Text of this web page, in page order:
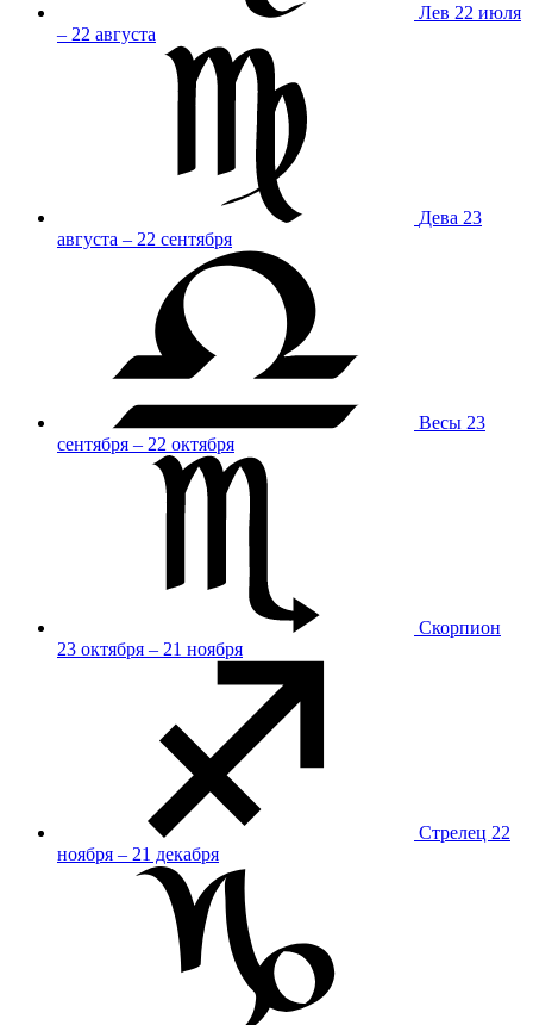
Лев 22 июля
– 22 августа
Дева 23
августа – 22 сентября
Весы 23
сентября – 22 октября
Скорпион
23 октября – 21 ноября
Стрелец 22
ноября – 21 декабря